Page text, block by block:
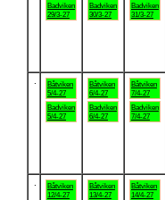
Badviken
29/3-27
Badviken
30/3-27
Badviken
31/3-27
Båtviken
5/4-27
Badviken
5/4-27
Båtviken
6/4-27
Badviken
6/4-27
Båtviken
7/4-27
Badviken
7/4-27
Båtviken
12/4-27
Båtviken
13/4-27
Båtviken
14/4-27